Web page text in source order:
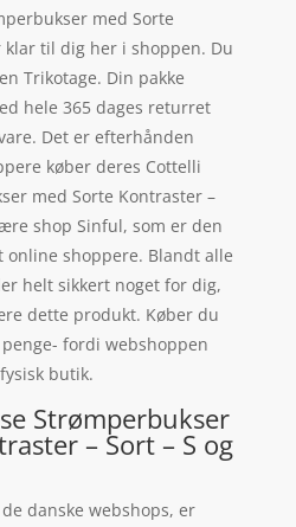
med Sorte
klar til dig her i shoppen. Du
Trikotage. Din pakke
hele 365 dages returret
Det er efterhånden
køber deres Cottelli
med Sorte Kontraster –
shop Sinful, som er den
shoppere. Blandt alle
helt sikkert noget for dig,
dette produkt. Køber du
fordi webshoppen
butik.
Strømperbukser
– Sort – S og
danske webshops, er